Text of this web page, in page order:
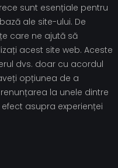
sunt esențiale pentru
ale site-ului. De
care ne ajută să
acest site web. Aceste
dvs. doar cu acordul
opțiunea de a
la unele dintre
asupra experienței